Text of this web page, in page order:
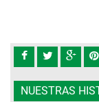
NUESTRAS